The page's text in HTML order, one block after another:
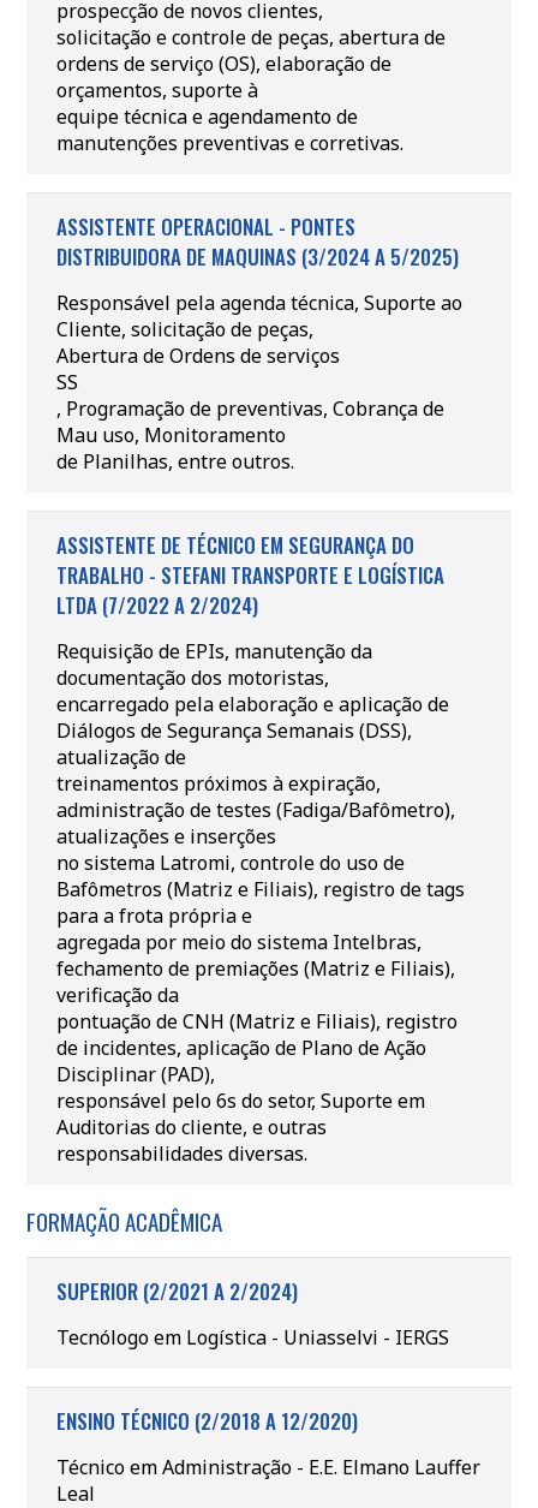
prospecção de novos clientes,
solicitação e controle de peças, abertura de
ordens de serviço (OS), elaboração de
orçamentos, suporte à
equipe técnica e agendamento de
manutenções preventivas e corretivas.
ASSISTENTE OPERACIONAL - PONTES
DISTRIBUIDORA DE MAQUINAS (3/2024 A 5/2025)
Responsável pela agenda técnica, Suporte ao
Cliente, solicitação de peças,
Abertura de Ordens de serviços
SS
, Programação de preventivas, Cobrança de
Mau uso, Monitoramento
de Planilhas, entre outros.
ASSISTENTE DE TÉCNICO EM SEGURANÇA DO
TRABALHO - STEFANI TRANSPORTE E LOGÍSTICA
LTDA (7/2022 A 2/2024)
Requisição de EPIs, manutenção da
documentação dos motoristas,
encarregado pela elaboração e aplicação de
Diálogos de Segurança Semanais (DSS),
atualização de
treinamentos próximos à expiração,
administração de testes (Fadiga/Bafômetro),
atualizações e inserções
no sistema Latromi, controle do uso de
Bafômetros (Matriz e Filiais), registro de tags
para a frota própria e
agregada por meio do sistema Intelbras,
fechamento de premiações (Matriz e Filiais),
verificação da
pontuação de CNH (Matriz e Filiais), registro
de incidentes, aplicação de Plano de Ação
Disciplinar (PAD),
responsável pelo 6s do setor, Suporte em
Auditorias do cliente, e outras
responsabilidades diversas.
FORMAÇÃO ACADÊMICA
SUPERIOR (2/2021 A 2/2024)
Tecnólogo em Logística - Uniasselvi - IERGS
ENSINO TÉCNICO (2/2018 A 12/2020)
Técnico em Administração - E.E. Elmano Lauffer
Leal